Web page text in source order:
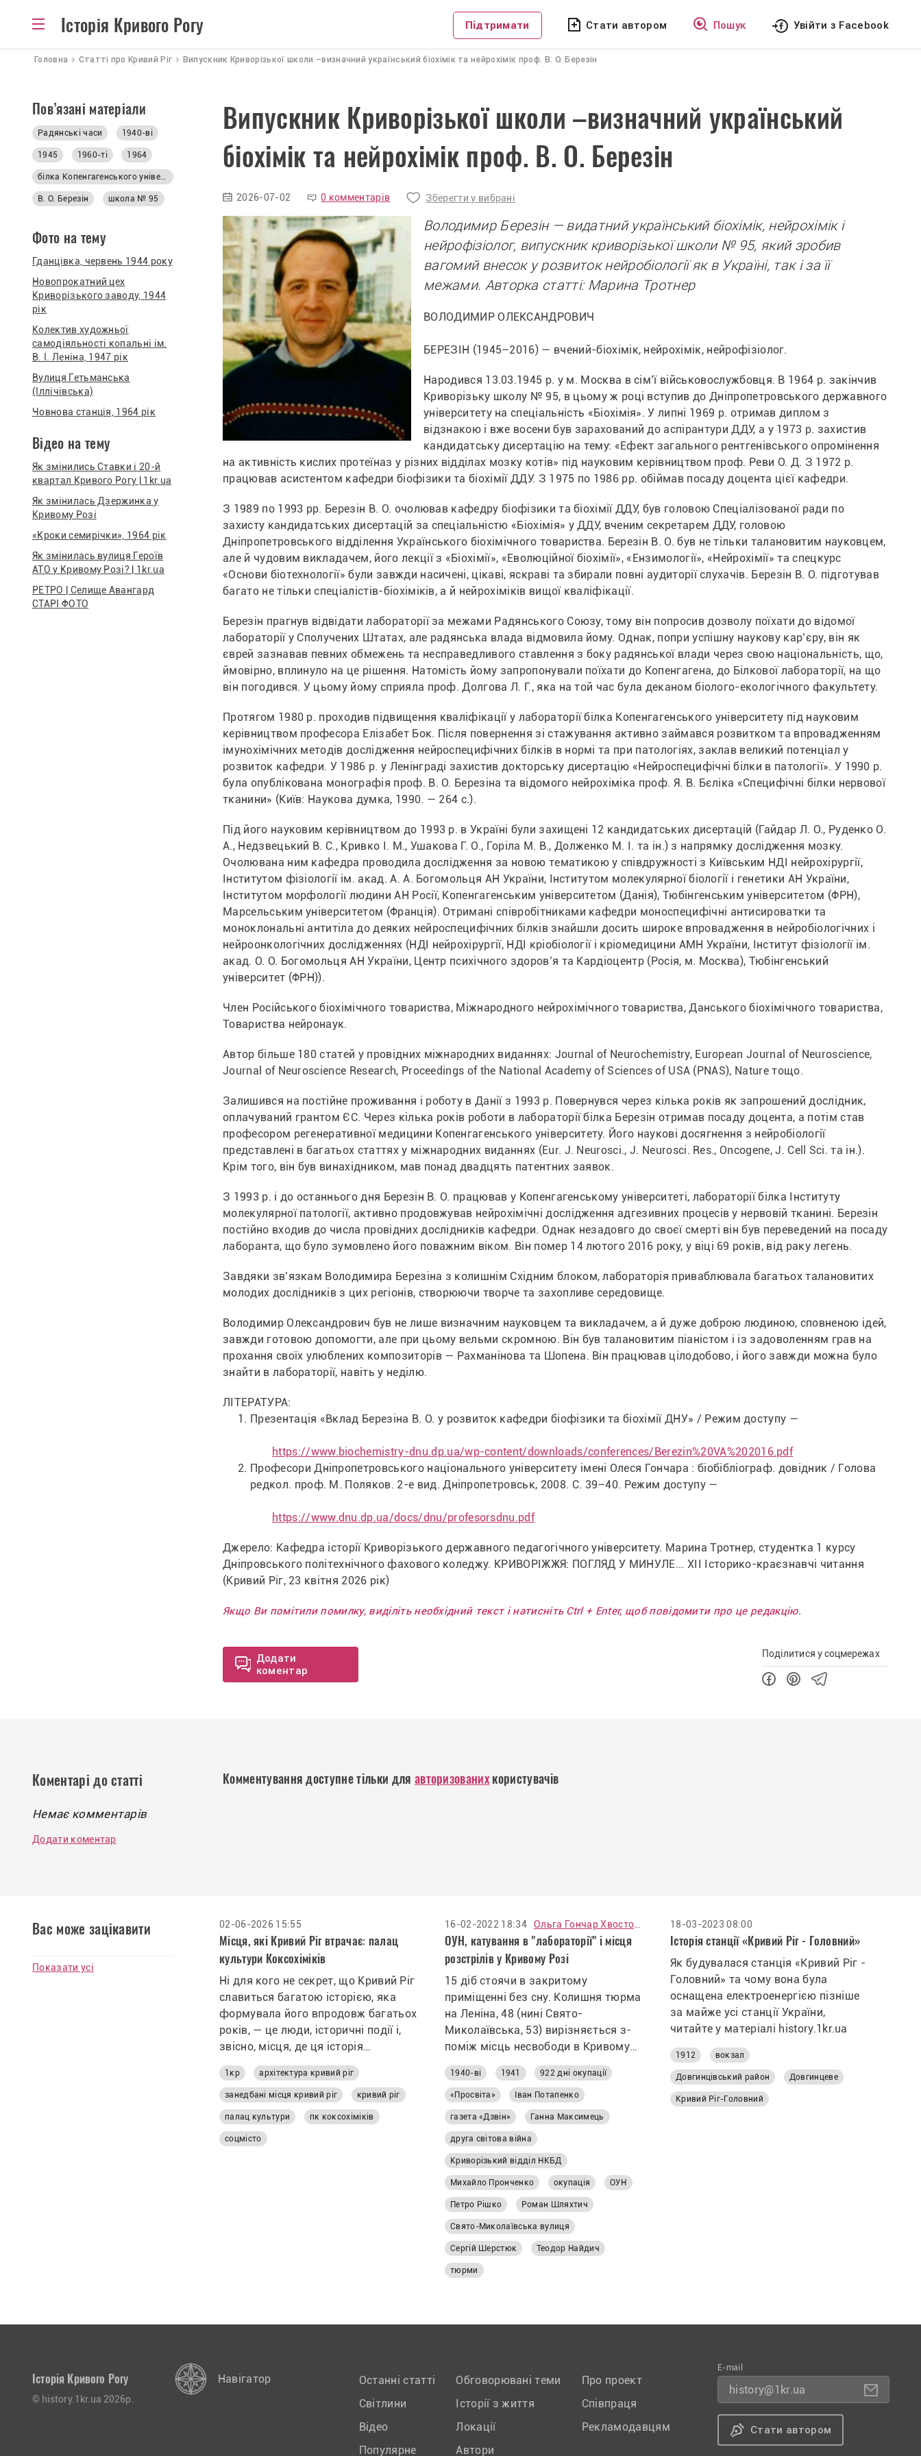
Історія Кривого Рогу Підтримати Стати автором Пошук Увійти з Facebook
Головна Статті про Кривий Ріг Випускник Криворізької школи –визначний український біохімік та нейрохімік проф. В. О. Березін
Випускник Криворізької школи –визначний український
біохімік та нейрохімік проф. В. О. Березін
2026-07-02 0 комментарів Зберегти у вибрані
Володимир Березін — видатний український біохімік, нейрохімік і
нейрофізіолог, випускник криворізької школи № 95, який зробив
вагомий внесок у розвиток нейробіології як в Україні, так і за її
межами. Авторка статті: Марина Тротнер
ВОЛОДИМИР ОЛЕКСАНДРОВИЧ
БЕРЕЗІН (1945–2016) — вчений-біохімік, нейрохімік, нейрофізіолог.
Народився 13.03.1945 р. у м. Москва в сім’ї військовослужбовця. В 1964 р. закінчив
Криворізьку школу № 95, в цьому ж році вступив до Дніпропетровського державного
університету на спеціальність «Біохімія». У липні 1969 р. отримав диплом з
відзнакою і вже восени був зарахований до аспірантури ДДУ, а у 1973 р. захистив
кандидатську дисертацію на тему: «Ефект загального рентгенівського опромінення
на активність кислих протеїназ у різних відділах мозку котів» під науковим керівництвом проф. Реви О. Д. З 1972 р.
працював асистентом кафедри біофізики та біохімії ДДУ. З 1975 по 1986 рр. обіймав посаду доцента цієї кафедри.
З 1989 по 1993 рр. Березін В. О. очолював кафедру біофізики та біохімії ДДУ, був головою Спеціалізованої ради по
захисту кандидатських дисертацій за спеціальністю «Біохімія» у ДДУ, вченим секретарем ДДУ, головою
Дніпропетровського відділення Українського біохімічного товариства. Березін В. О. був не тільки талановитим науковцем,
але й чудовим викладачем, його лекції з «Біохімії», «Еволюційної біохімії», «Ензимології», «Нейрохімії» та спецкурс
«Основи біотехнології» були завжди насичені, цікаві, яскраві та збирали повні аудиторії слухачів. Березін В. О. підготував
багато не тільки спеціалістів-біохіміків, а й нейрохіміків вищої кваліфікації.
Березін прагнув відвідати лабораторії за межами Радянського Союзу, тому він попросив дозволу поїхати до відомої
лабораторії у Сполучених Штатах, але радянська влада відмовила йому. Однак, попри успішну наукову кар’єру, він як
єврей зазнавав певних обмежень та несправедливого ставлення з боку радянської влади через свою національність, що,
ймовірно, вплинуло на це рішення. Натомість йому запропонували поїхати до Копенгагена, до Білкової лабораторії, на що
він погодився. У цьому йому сприяла проф. Долгова Л. Г., яка на той час була деканом біолого-екологічного факультету.
Протягом 1980 р. проходив підвищення кваліфікації у лабораторії білка Копенгагенського університету під науковим
керівництвом професора Елізабет Бок. Після повернення зі стажування активно займався розвитком та впровадженням
імунохімічних методів дослідження нейроспецифічних білків в нормі та при патологіях, заклав великий потенціал у
розвиток кафедри. У 1986 р. у Ленінграді захистив докторську дисертацію «Нейроспецифічні білки в патології». У 1990 р.
була опублікована монографія проф. В. О. Березіна та відомого нейрохіміка проф. Я. В. Бєліка «Специфічні білки нервової
тканини» (Київ: Наукова думка, 1990. — 264 с.).
Під його науковим керівництвом до 1993 р. в Україні були захищені 12 кандидатських дисертацій (Гайдар Л. О., Руденко О.
А., Недзвецький В. С., Кривко І. М., Ушакова Г. О., Горіла М. В., Долженко М. І. та ін.) з напрямку дослідження мозку.
Очолювана ним кафедра проводила дослідження за новою тематикою у співдружності з Київським НДІ нейрохірургії,
Інститутом фізіології ім. акад. А. А. Богомольця АН України, Інститутом молекулярної біології і генетики АН України,
Інститутом морфології людини АН Росії, Копенгагенським університетом (Данія), Тюбінгенським університетом (ФРН),
Марсельським університетом (Франція). Отримані співробітниками кафедри моноспецифічні антисироватки та
моноклональні антитіла до деяких нейроспецифічних білків знайшли досить широке впровадження в нейробіологічних і
нейроонкологічних дослідженнях (НДІ нейрохірургії, НДІ кріобіології і кріомедицини АМН України, Інститут фізіології ім.
акад. О. О. Богомольця АН України, Центр психічного здоров’я та Кардіоцентр (Росія, м. Москва), Тюбінгенський
університет (ФРН)).
Член Російського біохімічного товариства, Міжнародного нейрохімічного товариства, Данського біохімічного товариства,
Товариства нейронаук.
Автор більше 180 статей у провідних міжнародних виданнях: Journal of Neurochemistry, European Journal of Neuroscience,
Journal of Neuroscience Research, Proceedings of the National Academy of Sciences of USA (PNAS), Nature тощо.
Залишився на постійне проживання і роботу в Данії з 1993 р. Повернувся через кілька років як запрошений дослідник,
оплачуваний грантом ЄС. Через кілька років роботи в лабораторії білка Березін отримав посаду доцента, а потім став
професором регенеративної медицини Копенгагенського університету. Його наукові досягнення з нейробіології
представлені в багатьох статтях у міжнародних виданнях (Eur. J. Neurosci., J. Neurosci. Res., Oncogene, J. Cell Sci. та ін.).
Крім того, він був винахідником, мав понад двадцять патентних заявок.
З 1993 р. і до останнього дня Березін В. О. працював у Копенгагенському університеті, лабораторії білка Інституту
молекулярної патології, активно продовжував нейрохімічні дослідження адгезивних процесів у нервовій тканині. Березін
постійно входив до числа провідних дослідників кафедри. Однак незадовго до своєї смерті він був переведений на посаду
лаборанта, що було зумовлено його поважним віком. Він помер 14 лютого 2016 року, у віці 69 років, від раку легень.
Завдяки зв’язкам Володимира Березіна з колишнім Східним блоком, лабораторія приваблювала багатьох талановитих
молодих дослідників з цих регіонів, створюючи творче та захопливе середовище.
Володимир Олександрович був не лише визначним науковцем та викладачем, а й дуже доброю людиною, сповненою ідей,
завжди готовою допомогти, але при цьому вельми скромною. Він був талановитим піаністом і із задоволенням грав на
прохання своїх улюблених композиторів — Рахманінова та Шопена. Він працював цілодобово, і його завжди можна було
знайти в лабораторії, навіть у неділю.
ЛІТЕРАТУРА:
Презентація «Вклад Березіна В. О. у розвиток кафедри біофізики та біохімії ДНУ» / Режим доступу —
https://www.biochemistry-dnu.dp.ua/wp-content/downloads/conferences/Berezin%20VA%202016.pdf
Професори Дніпропетровського національного університету імені Олеся Гончара : біобібліограф. довідник / Голова
редкол. проф. М. Поляков. 2-е вид. Дніпропетровськ, 2008. С. 39–40. Режим доступу —
https://www.dnu.dp.ua/docs/dnu/profesorsdnu.pdf
Джерело: Кафедра історії Криворізького державного педагогічного університету. Марина Тротнер, студентка 1 курсу
Дніпровського політехнічного фахового коледжу. КРИВОРІЖЖЯ: ПОГЛЯД У МИНУЛЕ... ХІІ Історико-краєзнавчі читання
(Кривий Ріг, 23 квітня 2026 рік)
Якщо Ви помітили помилку, виділіть необхідний текст і натисніть Ctrl + Enter, щоб повідомити про це редакцію.
Додати
коментар
Поділитися у соцмережах
Пов’язані матеріали
Радянські часи 1940-ві
1945 1960-ті 1964
білка Копенгагенського університету
В. О. Березін школа № 95
Фото на тему
Гданцівка, червень 1944 року
Новопрокатний цех
Криворізького заводу, 1944
рік
Колектив художньої
самодіяльності копальні ім.
В. І. Леніна, 1947 рік
Вулиця Гетьманська
(Іллічівська)
Човнова станція, 1964 рік
Відео на тему
Як змінились Ставки і 20-й
квартал Кривого Рогу | 1kr.ua
Як змінилась Дзержинка у
Кривому Розі
«Кроки семирічки», 1964 рік
Як змінилась вулиця Героїв
АТО у Кривому Розі? | 1kr.ua
РЕТРО | Селище Авангард
СТАРІ ФОТО
Коментарі до статті
Немає комментарів
Додати коментар
Комментування доступне тільки для авторизованихкористувачів
Вас може зацікавити
Показати усі
02-06-2026 15:55
Місця, які Кривий Ріг втрачає: палац
культури Коксохіміків
Ні для кого не секрет, що Кривий Ріг
славиться багатою історією, яка
формувала його впродовж багатьох
років, — це люди, історичні події і,
звісно, місця, де ця історія
творилась.
1кр архітектура кривий ріг
занедбані місця кривий ріг кривий ріг
палац культури пк коксохіміків
соцмісто
16-02-2022 18:34
ОУН, катування в "лабораторії" і місця
розстрілів у Кривому Розі
15 діб стоячи в закритому
приміщенні без сну. Колишня тюрма
на Леніна, 48 (нині Свято-
Миколаївська, 53) вирізняється з-
поміж місць несвободи в Кривому
Розі. У перші десятиліття
радянської влади в місті тут
ув’язнювали всіх – і кримінальних
злочинців, і хуліганів, і «політичних»,
і священників.
1940-ві 1941 922 дні окупації
«Просвіта» Іван Потапенко
газета «Дзвін» Ганна Максимець
друга світова війна
Криворізький відділ НКБД
Михайло Пронченко окупація ОУН
Петро Рішко Роман Шляхтич
Свято-Миколаївська вулиця
Сергій Шерстюк Теодор Найдич
тюрми
18-03-2023 08:00
Історія станції «Кривий Ріг - Головний»
Як будувалася станція «Кривий Ріг -
Головний» та чому вона була
оснащена електроенергією пізніше
за майже усі станції України,
читайте у матеріалі history.1kr.ua
1912 вокзал
Довгинцівський район Довгинцеве
Кривий Ріг-Головний
Історія Кривого Рогу
© history.1kr.ua 2026р.
Навігатор
Останні статті
Світлини
Відео
Популярне
Обговорювані теми
Історії з життя
Локації
Автори
Про проект
Співпраця
Рекламодавцям
E-mail
history@1kr.ua
Стати автором